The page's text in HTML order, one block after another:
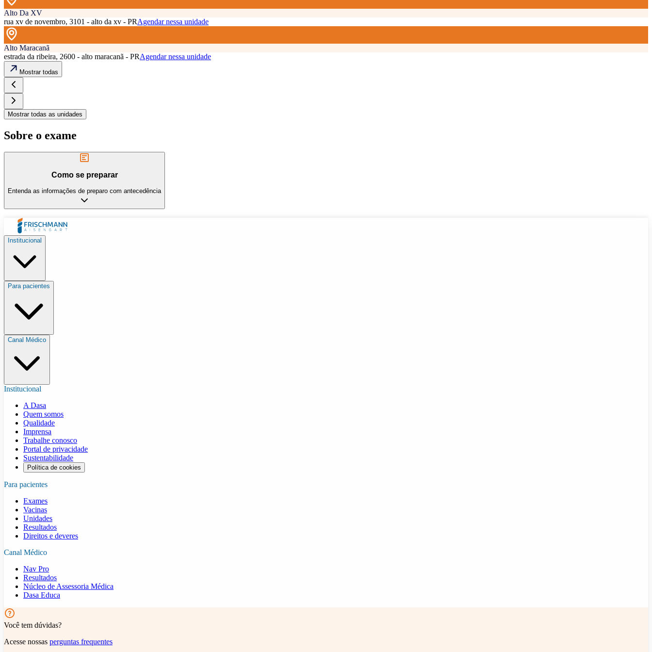
Alto Da XV
rua xv de novembro, 3101 - alto da xv - PRAgendar nessa unidade
Alto Maracanã
estrada da ribeira, 2600 - alto maracanã - PRAgendar nessa unidade
Mostrar todas
Mostrar todas as unidades
Sobre o exame
Como se preparar
Entenda as informações de preparo com antecedência
Institucional
Para pacientes
Canal Médico
Institucional
A Dasa
Quem somos
Qualidade
Imprensa
Trabalhe conosco
Portal de privacidade
Sustentabilidade
Política de cookies
Para pacientes
Exames
Vacinas
Unidades
Resultados
Direitos e deveres
Canal Médico
Nav Pro
Resultados
Núcleo de Assessoria Médica
Dasa Educa
Você tem dúvidas?
Acesse nossas perguntas frequentes